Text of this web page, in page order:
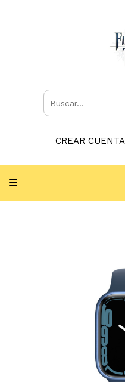
CREAR CUENTA